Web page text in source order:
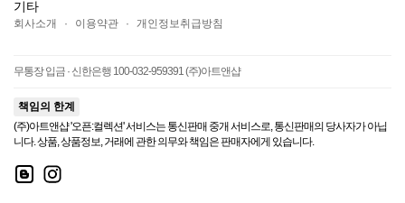
기타
회사소개 · 이용약관 · 개인정보취급방침
무통장 입금 · 신한은행 100-032-959391 (주)아트앤샵
책임의 한계
(주)아트앤샵 '오픈:컬렉션' 서비스는 통신판매 중개 서비스로, 통신판매의 당사자가 아닙
니다. 상품, 상품정보, 거래에 관한 의무와 책임은 판매자에게 있습니다.